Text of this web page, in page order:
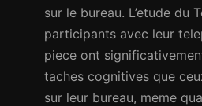
sur le bureau. L’etude du
participants avec leur
piece ont
taches cognitives que
sur leur bureau, meme